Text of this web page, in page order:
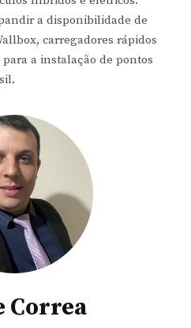
a disponibilidade de
carregadores rápidos
a instalação de pontos
Correa